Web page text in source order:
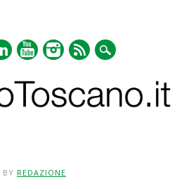
BY REDAZIONE